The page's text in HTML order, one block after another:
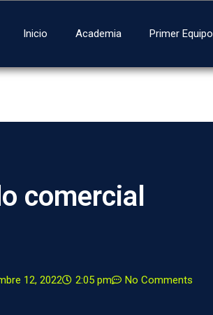
Inicio Academia Primer Equipo
comercial
12, 2022 2:05 pm No Comments